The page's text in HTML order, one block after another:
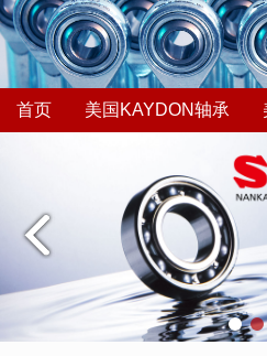
首页 美国KAYDON轴承